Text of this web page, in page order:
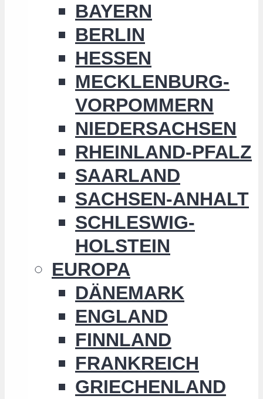
BAYERN
BERLIN
HESSEN
MECKLENBURG-
VORPOMMERN
NIEDERSACHSEN
RHEINLAND-PFALZ
SAARLAND
SACHSEN-ANHALT
SCHLESWIG-
HOLSTEIN
EUROPA
DÄNEMARK
ENGLAND
FINNLAND
FRANKREICH
GRIECHENLAND